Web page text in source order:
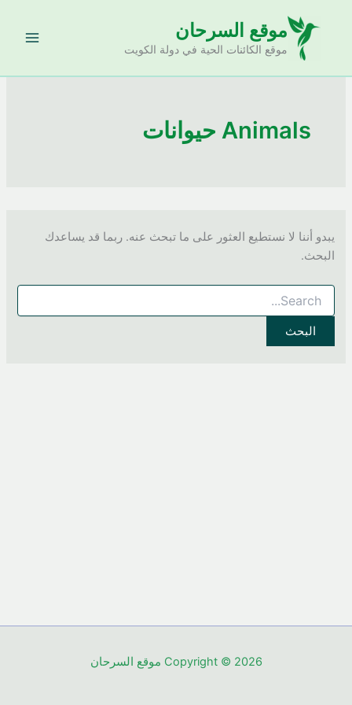
موقع السرحان
موقع الكائنات الحية في دولة الكويت
Animals حيوانات
يبدو أننا لا نستطيع العثور على ما تبحث عنه. ربما قد يساعدك
البحث.
البحث
عن:
Copyright © 2026 موقع السرحان